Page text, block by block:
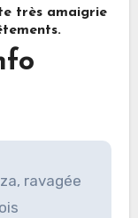
très amaigrie
ravagée